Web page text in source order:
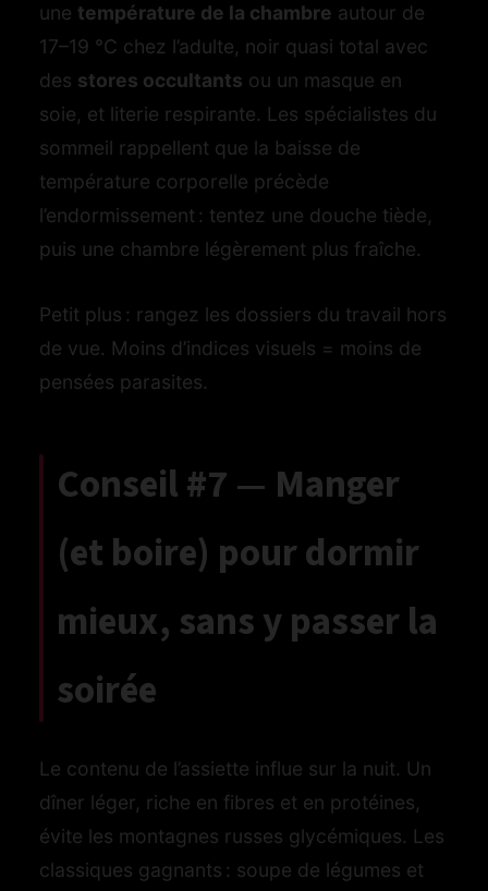
une température de la chambre autour de
17–19 °C chez l’adulte, noir quasi total avec
des stores occultants ou un masque en
soie, et literie respirante. Les spécialistes du
sommeil rappellent que la baisse de
température corporelle précède
l’endormissement : tentez une douche tiède,
puis une chambre légèrement plus fraîche.
Petit plus : rangez les dossiers du travail hors
de vue. Moins d’indices visuels = moins de
pensées parasites.
Conseil #7 — Manger
(et boire) pour dormir
mieux, sans y passer la
soirée
Le contenu de l’assiette influe sur la nuit. Un
dîner léger, riche en fibres et en protéines,
évite les montagnes russes glycémiques. Les
classiques gagnants : soupe de légumes et